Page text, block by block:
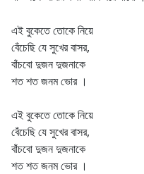
এই বুকেতে তোকে নিয়ে
বেঁচেছি যে সুখের বাসর,
বাঁচবো দুজন দুজনাকে
শত শত জনম ভোর ।
এই বুকেতে তোকে নিয়ে
বেঁচেছি যে সুখের বাসর,
বাঁচবো দুজন দুজনাকে
শত শত জনম ভোর ।